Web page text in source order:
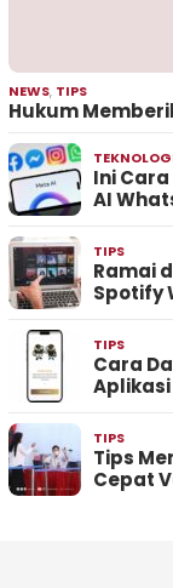
NEWS, TIPS
Hukum
Ini
AI
TIPS
Ramai
Spotify
TIPS
Cara
TIPS
Tips
Cepat